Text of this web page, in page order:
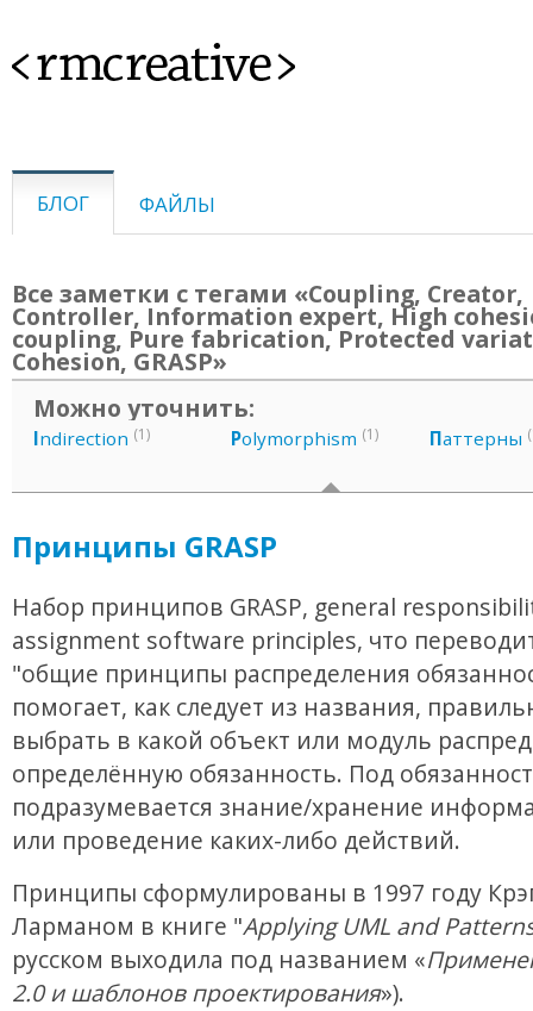
<rmcreative>
БЛОГ ФАЙЛЫ
Все заметки с тегами «Coupling, Creator,
Controller, Information expert, High
coupling, Pure fabrication, Protected
Cohesion, GRASP»
Можно уточнить:
Indirection (1) Polymorphism (1) Паттерны
Принципы GRASP
Набор принципов GRASP, general
assignment software principles, что
"общие принципы распределения
помогает, как следует из названия,
выбрать в какой объект или модуль
определённую обязанность. Под
подразумевается знание/хранение
или проведение каких-либо действий.
Принципы сформулированы в 1997 году
Ларманом в книге "Applying UML and
русском выходила под названием «
2.0 и шаблонов проектирования»).